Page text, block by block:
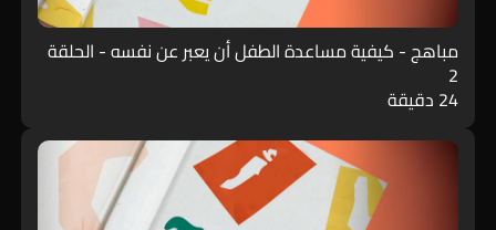
مباهج - كيفية مساعدة الطفل أن يعبر عن نفسه - الحلقة
2
24 دقيقة